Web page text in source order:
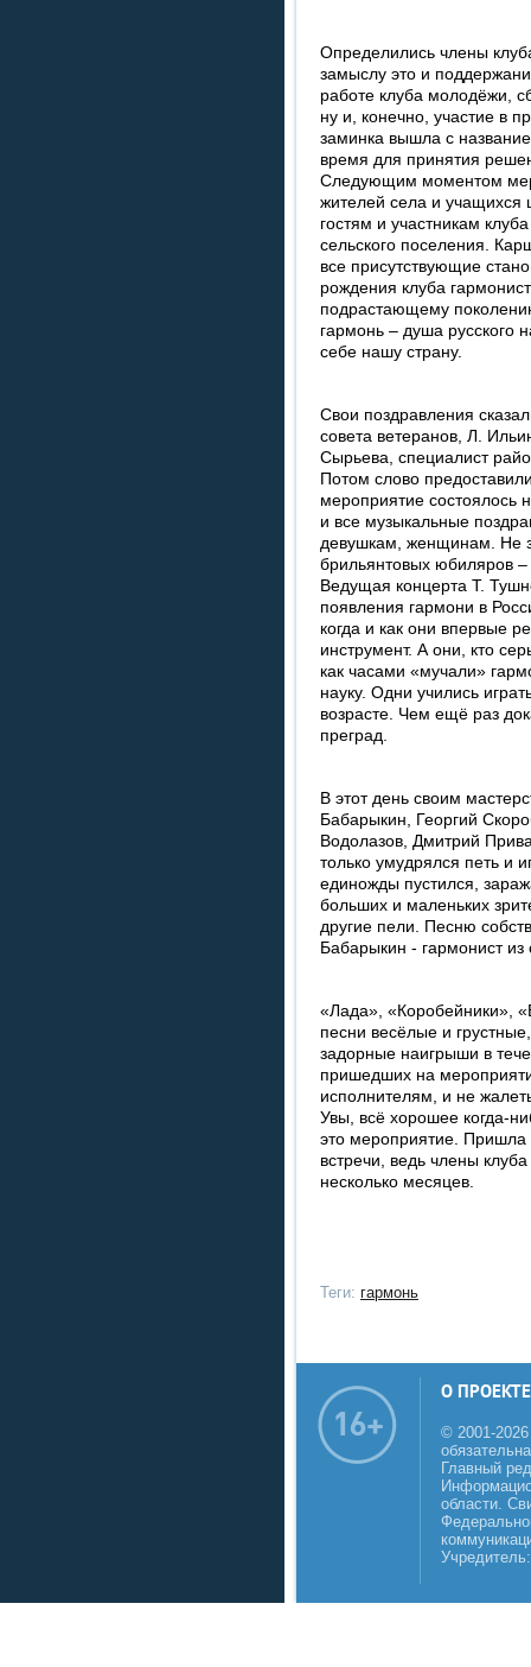
Определились члены
замыслу это и
работе клуба молодёжи,
ну и, конечно, участие в
заминка вышла с
время для принятия
Следующим моментом
жителей села и учащихся
гостям и участникам
сельского поселения.
все присутствующие
рождения клуба
подрастающему
гармонь – душа русского
себе нашу страну.
Свои поздравления
совета ветеранов, Л.
Сырьева, специалист
Потом слово
мероприятие состоялось
и все музыкальные
девушкам, женщинам. Не
брильянтовых юбиляров
Ведущая концерта Т.
появления гармони в
когда и как они впервые
инструмент. А они, кто
как часами «мучали»
науку. Одни учились
возрасте. Чем ещё раз
преград.
В этот день своим
Бабарыкин, Георгий
Водолазов, Дмитрий
только умудрялся петь и
единожды пустился,
больших и маленьких
другие пели. Песню
Бабарыкин - гармонист
«Лада», «Коробейники»,
песни весёлые и
задорные наигрыши в
пришедших на
исполнителям, и не
Увы, всё хорошее когда-
это мероприятие.
встречи, ведь члены
несколько месяцев.
Теги: гармонь
О ПРОЕКТЕ
© 2001-
Главный
области.